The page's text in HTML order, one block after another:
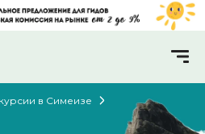
в Симеизе